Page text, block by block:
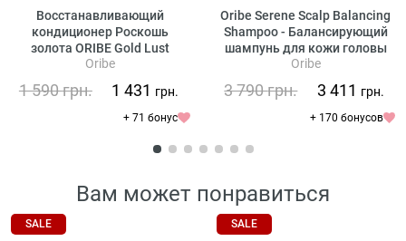
Восстанавливающий
кондиционер Роскошь
золота ORIBE Gold Lust
Repair and Restore
Oribe
1 590грн. 1 431 грн.
+ 71 бонус
Oribe Serene Scalp Balancing
Shampoo - Балансирующий
шампунь для кожи головы
«Истинная гармония»
Oribe
3 790грн. 3 411 грн.
+ 170 бонусов
Вам может понравиться
SALE SALE